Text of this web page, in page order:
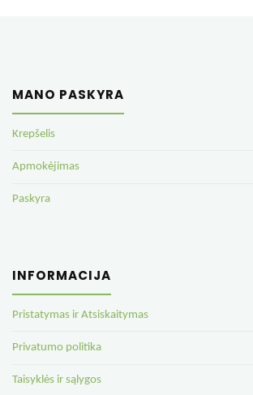
MANO PASKYRA
Krepšelis
Apmokėjimas
Paskyra
INFORMACIJA
Pristatymas ir Atsiskaitymas
Privatumo politika
Taisyklės ir sąlygos